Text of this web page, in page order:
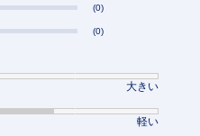
(0)
(0)
大きい
軽い